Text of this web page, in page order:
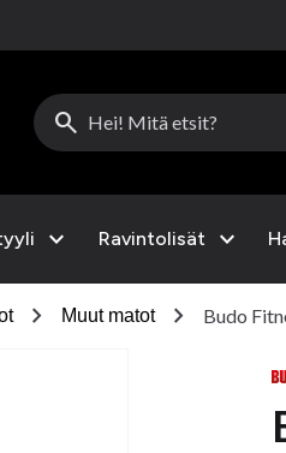
search
expand_more Ravintolisät expand_more
chevron_right Muut matot chevron_right Budo